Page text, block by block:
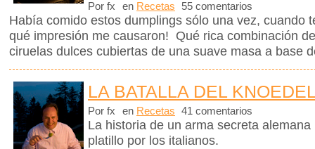
Por fx en Recetas 55 comentarios
Había comido estos dumplings sólo una vez, cuando
qué impresión me causaron! Qué rica combinación
ciruelas dulces cubiertas de una suave masa a base
LA BATALLA DEL
Por fx en Recetas 41 comentarios
La historia de un arma secreta
platillo por los italianos.